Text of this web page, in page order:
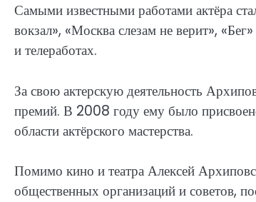
Самыми известными работами актёра
вокзал», «Москва слезам не верит»,
и телеработах.
За свою актерскую деятельность
премий. В 2008 году ему было
области актёрского мастерства.
Помимо кино и театра Алексей
общественных организаций и советов,